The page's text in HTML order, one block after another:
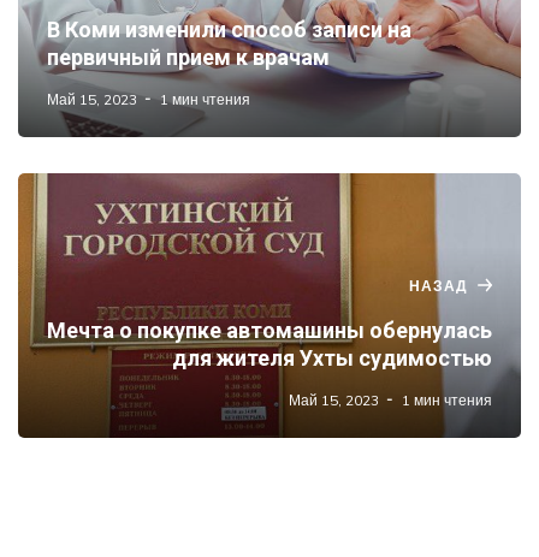
В Коми изменили способ записи на
первичный прием к врачам
Май 15, 2023 1 мин чтения
НАЗАД
Мечта о покупке автомашины обернулась
для жителя Ухты судимостью
Май 15, 2023 1 мин чтения